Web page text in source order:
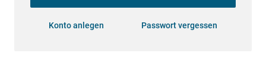
Konto anlegen Passwort vergessen